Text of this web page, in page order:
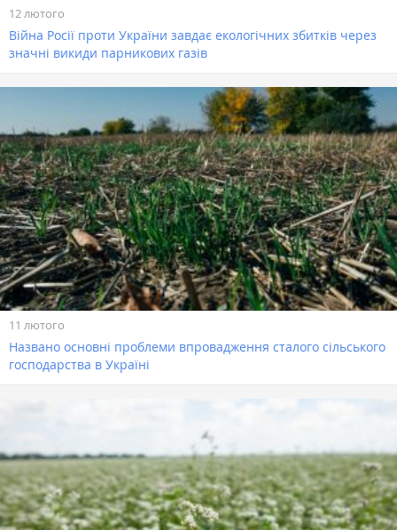
12 лютого
Війна Росії проти України завдає екологічних збитків через
значні викиди парникових газів
11 лютого
Названо основні проблеми впровадження сталого сільського
господарства в Україні